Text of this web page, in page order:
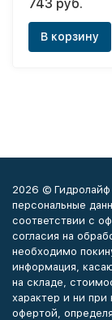
743 руб.
В корзину
2026 ©
персональные
соответствии с
согласия на
необходимо
информация,
на складе,
характер и ни при
офертой,